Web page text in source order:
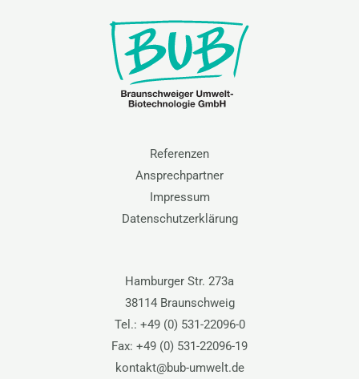
Referenzen
Ansprechpartner
Impressum
Datenschutzerklärung
Hamburger Str. 273a
38114 Braunschweig
Tel.: +49 (0) 531-22096-0
Fax: +49 (0) 531-22096-19
kontakt@bub-umwelt.de